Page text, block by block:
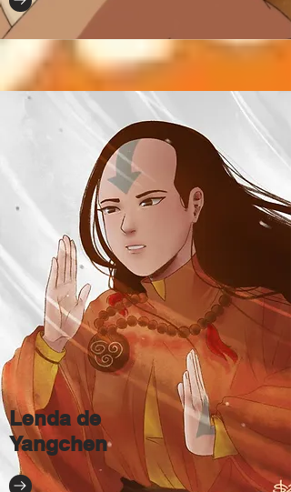
Lenda de
Yangchen